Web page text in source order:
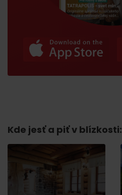
Kde jesť a piť v blízkosti: